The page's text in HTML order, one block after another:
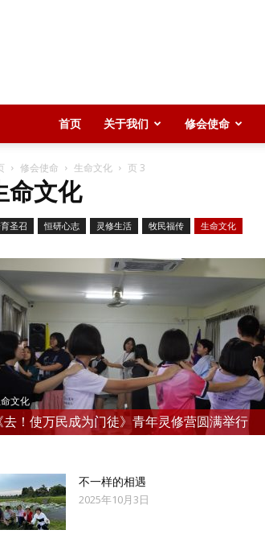
首页 关于我们 修会使命
修会使命 生命文化 页 3
命文化
圣召 恒研心志 灵修生活 牧民福传 生命文化
文化
去！使万民成为门徒》青年灵修营圆满举行
不一样的相遇
2025年10月3日